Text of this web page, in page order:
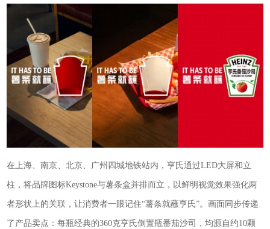
在上海、南京、北京、广州四城地铁站内，亨氏通过LED大屏和立
柱，将品牌图标Keystone与薯条盒并排而立，以鲜明视觉效果强化两
者形状上的关联，让消费者一眼记住“薯条就蘸亨氏”。画面同步传递
了产品卖点：每瓶经典的360克亨氏倒置瓶番茄沙司，均源自约10颗